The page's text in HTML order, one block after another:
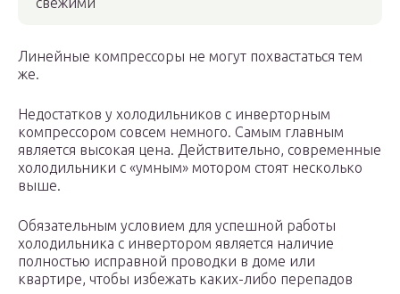
Линейные компрессоры не могут похвастаться тем
же.
Недостатков у холодильников с инверторным
компрессором совсем немного. Самым главным
является высокая цена. Действительно, современные
холодильники с «умным» мотором стоят несколько
выше.
Обязательным условием для успешной работы
холодильника с инвертором является наличие
полностью исправной проводки в доме или
квартире, чтобы избежать каких-либо перепадов